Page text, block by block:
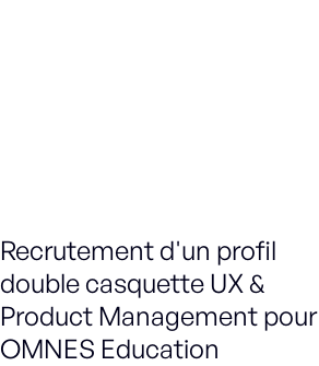
Recrutement d'un profil
double casquette UX &
Product Management pour
OMNES Education